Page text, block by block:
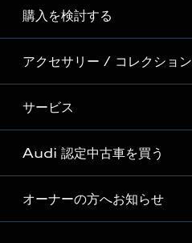
Story of Progress
Audi Sport
Formula 1®
デジタルサービス
ディーラー検索
新車在庫検索
試乗車・展示車検索
見積り依頼
試乗予約
購入を検討する
モデル一覧
特別仕様モデル / 限定モデル
e-tronラインアップ
価格シミュレーション
車両比較
アクセサリー / コレクション
純正アクセサリー
オンラインショップ
Audi collection
アウディナビアプリ
サービス
サービス入庫予約
サービスプログラム
メンテナンス
Audi 認定中古車を買う
Audi認定中古車
オーナーの方へお知らせ